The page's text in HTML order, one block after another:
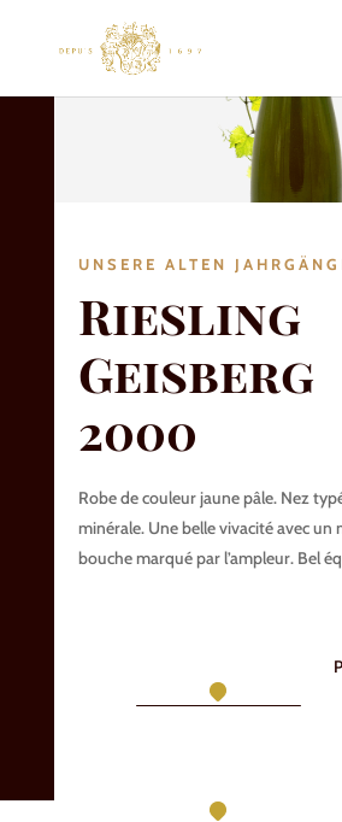
UNSERE ALTEN
Riesling
Geisberg
2000
Robe de couleur jaune pâle. Nez
minérale. Une belle vivacité avec un
bouche marqué par l’ampleur. Bel